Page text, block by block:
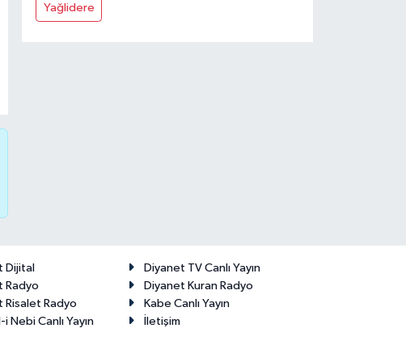
Yağlidere
Dijital
Diyanet TV Canlı Yayın
Radyo
Diyanet Kuran Radyo
Risalet Radyo
Kabe Canlı Yayın
Nebi Canlı Yayın
İletişim